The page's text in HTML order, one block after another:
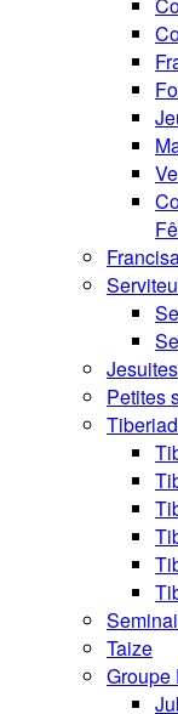
Jesuites
Petites
Taize
Groupe